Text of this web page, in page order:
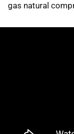
gas natural